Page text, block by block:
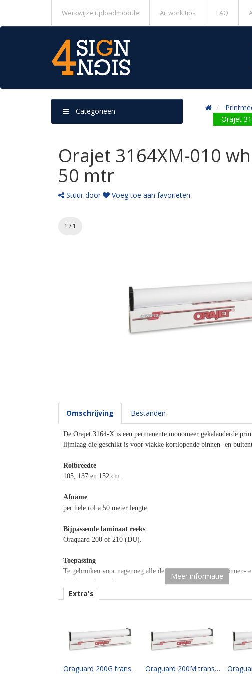
Werkwijze uploadmodule Artwork tips FAQ
Orajet
Categorieën
Orajet 3164XM-010
50 mtr
Stuur door Voeg toe aan favorieten
1 / 1
Omschrijving Bestanden
De Orajet 3164-X is een permanente monomeer gekalanderde
lijmlaag die geschikt is voor vlakke kortlopende binnen- en
Rolbreedte
105, 137 en 152 cm.
Afname
per hele rol a 50 meter lengte.
Bijpassende laminaat reeks
Oraquard 200 of 210 (DU).
Toepassing
Te gebruiken voor nagenoeg alle denkbare promotionele binnen-
vlakke ondergrond.
Opmerking
Materiaaltype
printmedia monomeer.
kenmerk belijming
Meer informatie
Extra's
Oraguard 200G transparent gloss, permanent adhesive (clear) 105 cm x 50 mtr Oraguard 200M transparent matt, permanent adhesive (clear) 105 cm x 50 mtr